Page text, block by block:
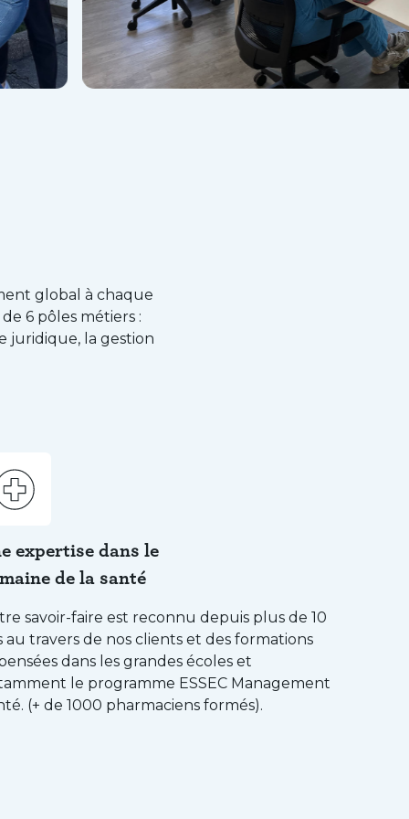
global à chaque
6 pôles métiers :
juridique, la gestion
expertise dans le
de la santé
savoir-faire est reconnu depuis plus de 10
au travers de nos clients et des formations
dans les grandes écoles et
le programme ESSEC Management
(+ de 1000 pharmaciens formés).